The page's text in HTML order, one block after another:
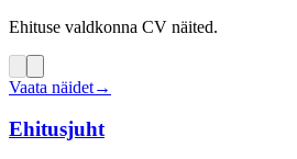
Ehituse valdkonna CV näited.
Vaata näidet→
Ehitusjuht